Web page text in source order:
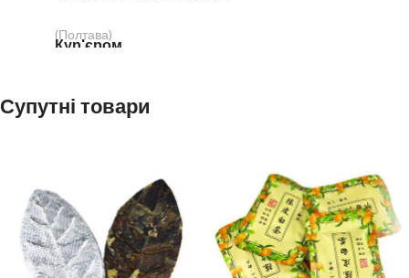
Зберегти моє ім'я, e-mail, та адресу сайту в цьому браузері для моїх
(Полтава)
Кур'єром
Якщо ви живете в Полтаві, то ваше замовлення ви можете забрати
самі або замовлення доставить кур'єр. А ви розрахуєтеся з ним
готівкою.
Накладений платіж
Супутні товари